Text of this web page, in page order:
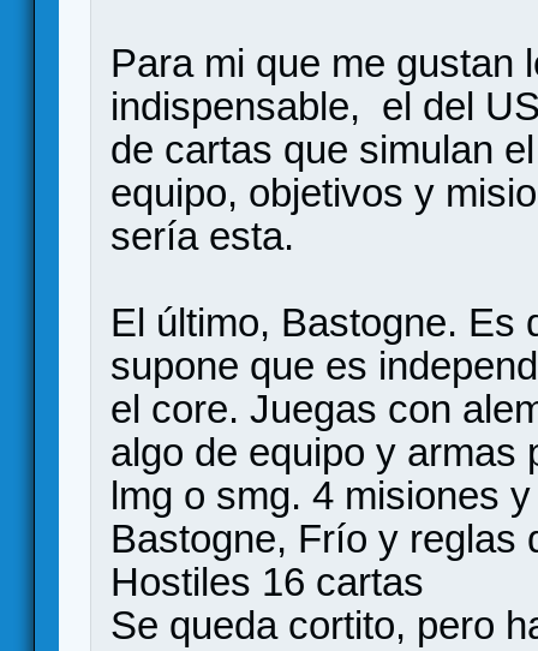
Para mi que me gustan
indispensable, el del
de cartas que simulan
equipo, objetivos y
sería esta.
El último, Bastogne. Es
supone que es
el core. Juegas con
algo de equipo y armas
lmg o smg. 4 misiones
Bastogne, Frío y reglas
Hostiles 16 cartas
Se queda cortito, pero